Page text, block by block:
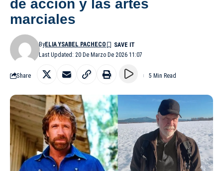
de acción y las artes
marciales
Last Updated: 20 De Marzo De 2026 11:07
ByELIA YSABEL PACHECO
Share 5 Min Read